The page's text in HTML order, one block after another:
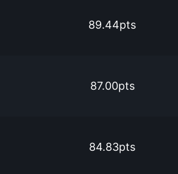
89.44pts
87.00pts
84.83pts